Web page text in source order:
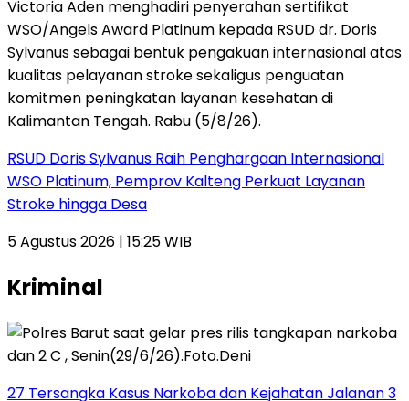
RSUD Doris Sylvanus Raih Penghargaan Internasional
WSO Platinum, Pemprov Kalteng Perkuat Layanan
Stroke hingga Desa
5 Agustus 2026 | 15:25 WIB
Kriminal
27 Tersangka Kasus Narkoba dan Kejahatan Jalanan 3